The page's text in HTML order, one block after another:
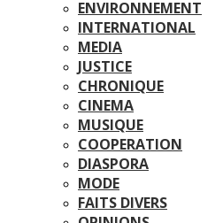
ENVIRONNEMENT
INTERNATIONAL
MEDIA
JUSTICE
CHRONIQUE
CINEMA
MUSIQUE
COOPERATION
DIASPORA
MODE
FAITS DIVERS